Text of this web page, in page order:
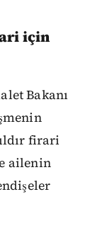
için
Bakanı
firari
ailenin